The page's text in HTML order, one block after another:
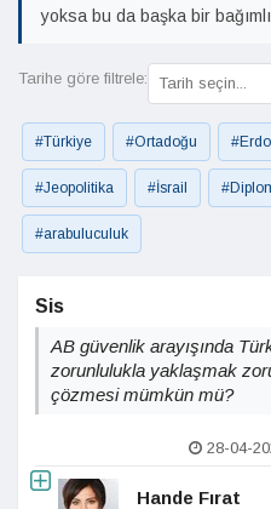
yoksa bu da başka bir
Tarihe göre filtrele:
#Türkiye #Ortadoğu
#Jeopolitika #İsrail
#arabuluculuk
Sis
AB güvenlik arayışında
zorunlulukla yaklaşmak
çözmesi mümkün mü?
28-04-
Hande Fırat